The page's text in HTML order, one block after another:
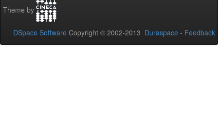
Theme by
DSpace Software Copyright © 2002-2013 Duraspace - Feedback